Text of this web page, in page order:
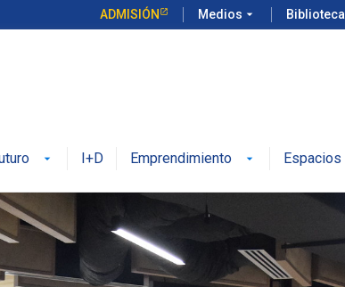
ADMISIÓN Medios arrow_drop_down Biblioteca
I+D Emprendimiento Espacios